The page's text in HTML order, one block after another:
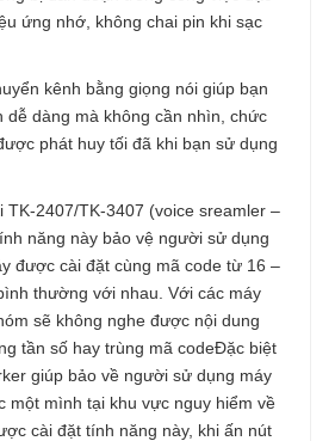
ứng nhớ, không chai pin khi sạc
kênh bằng giọng nói giúp bạn
dễ dàng mà không cần nhìn, chức
phát huy tối đã khi bạn sử dụng
TK-2407/TK-3407 (voice sreamler –
năng này bảo vệ người sử dụng
được cài đặt cùng mã code từ 16 –
thường với nhau. Với các máy
sẽ không nghe được nội dung
tần số hay trùng mã codeĐặc biệt
giúp bảo về người sử dụng máy
một mình tại khu vực nguy hiểm về
cài đặt tính năng này, khi ấn nút